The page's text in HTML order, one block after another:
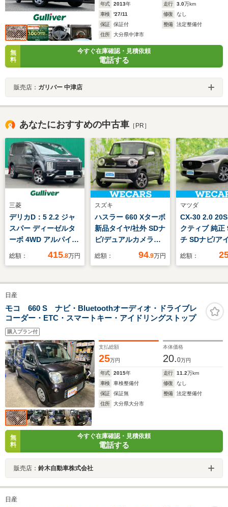
年式 2013年 走行 3.0万km
車検
'27/11 修復
なし
保証
保証付 整備
法定整備付
住所
大分県中津市
無
料
今すぐ在庫確認・見積依頼
電話する
販売店： ガリバー 中津店
あなたにおすすめの中古車 ［PR］
三菱
デリカD：5 2.2 ジャ
スパー ディーゼルタ
ーボ 4WD アルパイン
11インチナビ/マルチ
ー/ETC/両側パワース
ライドドア/e-Assist/
レーダークルーズコン
トロール/BSM/JAOS
マッドフラップ/純正
18インチAW/禁煙車
総額： 415.8万円
スズキ
ハスラー 660 Xターボ
新品タイヤ/社外 SDナ
ビ/デュアルカメラブ
レーキサポート(スズ
システム/ドライブレ
ランプ HID
総額： 94.9万円
マツダ
CX-30 2.0
クティブ 純正
チ SDナビ/ア
ィブセンス(
ライブレコー
LED/
続/ETC
総額：
日産
モコ 660 S ナビ・Bluetoothオーディオ・ドライブレ
コーダー・ETC・スマートキー・アイドリングストップ
購入プラン付
支払総額
25万円
本体価格
20.0万円
年式 2015年 走行 11.2万km
車検
車検整備付 修復
なし
保証
保証無 整備
法定整備付
住所
大分県大分市
無
料
今すぐ在庫確認・見積依頼
電話する
販売店： 鈴木自動車株式会社
日産